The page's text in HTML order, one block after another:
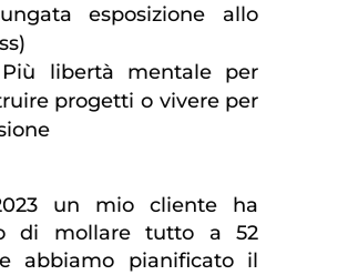
esposizione allo
libertà mentale per
progetti o vivere per
un mio cliente ha
di mollare tutto a 52
abbiamo pianificato il